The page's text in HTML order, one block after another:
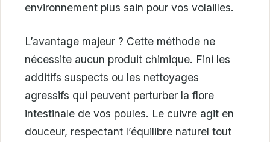
environnement plus sain pour vos volailles.
L’avantage majeur ? Cette méthode ne
nécessite aucun produit chimique. Fini les
additifs suspects ou les nettoyages
agressifs qui peuvent perturber la flore
intestinale de vos poules. Le cuivre agit en
douceur, respectant l’équilibre naturel tout